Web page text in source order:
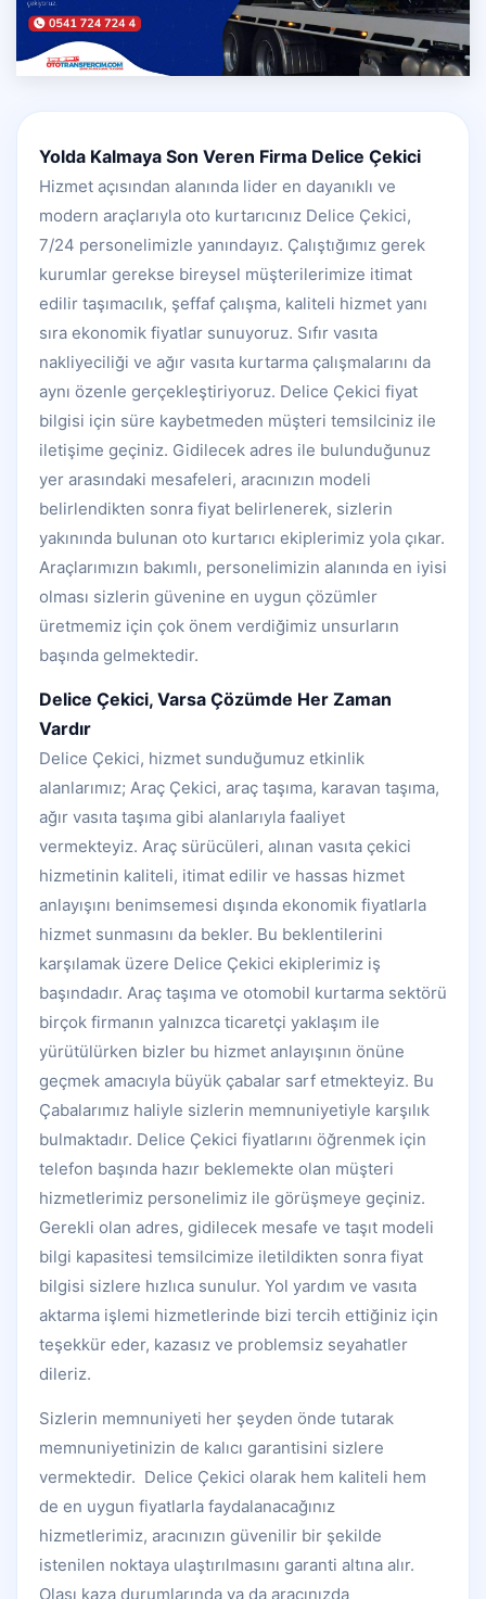
Yolda Kalmaya Son Veren Firma Delice Çekici
Hizmet açısından alanında lider en dayanıklı ve
modern araçlarıyla oto kurtarıcınız Delice Çekici,
7/24 personelimizle yanındayız. Çalıştığımız gerek
kurumlar gerekse bireysel müşterilerimize itimat
edilir taşımacılık, şeffaf çalışma, kaliteli hizmet yanı
sıra ekonomik fiyatlar sunuyoruz. Sıfır vasıta
nakliyeciliği ve ağır vasıta kurtarma çalışmalarını da
aynı özenle gerçekleştiriyoruz. Delice Çekici fiyat
bilgisi için süre kaybetmeden müşteri temsilciniz ile
iletişime geçiniz. Gidilecek adres ile bulunduğunuz
yer arasındaki mesafeleri, aracınızın modeli
belirlendikten sonra fiyat belirlenerek, sizlerin
yakınında bulunan oto kurtarıcı ekiplerimiz yola çıkar.
Araçlarımızın bakımlı, personelimizin alanında en iyisi
olması sizlerin güvenine en uygun çözümler
üretmemiz için çok önem verdiğimiz unsurların
başında gelmektedir.
Delice Çekici, Varsa Çözümde Her Zaman
Vardır
Delice Çekici, hizmet sunduğumuz etkinlik
alanlarımız; Araç Çekici, araç taşıma, karavan taşıma,
ağır vasıta taşıma gibi alanlarıyla faaliyet
vermekteyiz. Araç sürücüleri, alınan vasıta çekici
hizmetinin kaliteli, itimat edilir ve hassas hizmet
anlayışını benimsemesi dışında ekonomik fiyatlarla
hizmet sunmasını da bekler. Bu beklentilerini
karşılamak üzere Delice Çekici ekiplerimiz iş
başındadır. Araç taşıma ve otomobil kurtarma sektörü
birçok firmanın yalnızca ticaretçi yaklaşım ile
yürütülürken bizler bu hizmet anlayışının önüne
geçmek amacıyla büyük çabalar sarf etmekteyiz. Bu
Çabalarımız haliyle sizlerin memnuniyetiyle karşılık
bulmaktadır. Delice Çekici fiyatlarını öğrenmek için
telefon başında hazır beklemekte olan müşteri
hizmetlerimiz personelimiz ile görüşmeye geçiniz.
Gerekli olan adres, gidilecek mesafe ve taşıt modeli
bilgi kapasitesi temsilcimize iletildikten sonra fiyat
bilgisi sizlere hızlıca sunulur. Yol yardım ve vasıta
aktarma işlemi hizmetlerinde bizi tercih ettiğiniz için
teşekkür eder, kazasız ve problemsiz seyahatler
dileriz.
Sizlerin memnuniyeti her şeyden önde tutarak
memnuniyetinizin de kalıcı garantisini sizlere
vermektedir. Delice Çekici olarak hem kaliteli hem
de en uygun fiyatlarla faydalanacağınız
hizmetlerimiz, aracınızın güvenilir bir şekilde
istenilen noktaya ulaştırılmasını garanti altına alır.
Olası kaza durumlarında ya da aracınızda